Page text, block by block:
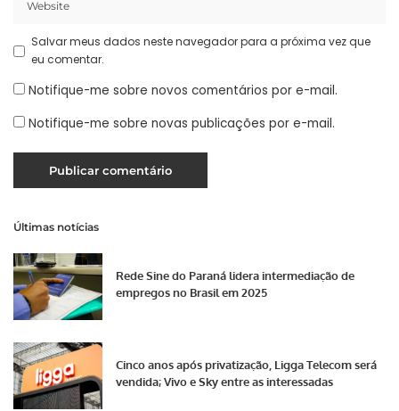
Salvar meus dados neste navegador para a próxima vez que
eu comentar.
Notifique-me sobre novos comentários por e-mail.
Notifique-me sobre novas publicações por e-mail.
Últimas notícias
Rede Sine do Paraná lidera intermediação de
empregos no Brasil em 2025
Cinco anos após privatização, Ligga Telecom será
vendida; Vivo e Sky entre as interessadas